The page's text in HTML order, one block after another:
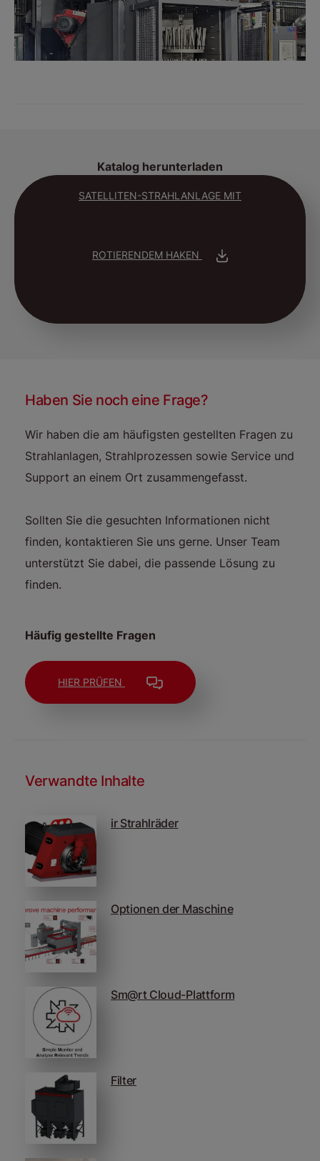
Katalog herunterladen
SATELLITEN-STRAHLANLAGE MIT
ROTIERENDEM HAKEN
Haben Sie noch eine Frage?
Wir haben die am häufigsten gestellten Fragen zu
Strahlanlagen, Strahlprozessen sowie Service und
Support an einem Ort zusammengefasst.
Sollten Sie die gesuchten Informationen nicht
finden, kontaktieren Sie uns gerne. Unser Team
unterstützt Sie dabei, die passende Lösung zu
finden.
Häufig gestellte Fragen
HIER PRÜFEN
Verwandte Inhalte
ir Strahlräder
Optionen der Maschine
Sm@rt Cloud-Plattform
Filter